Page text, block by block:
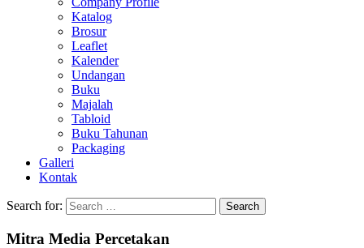
Katalog
Brosur
Leaflet
Kalender
Undangan
Buku
Majalah
Tabloid
Buku Tahunan
Packaging
Galleri
Kontak
Search for:
Mitra Media Percetakan